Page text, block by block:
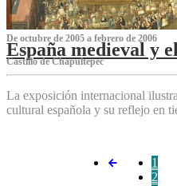
De octubre de 2005 a febrero de 2006
España medieval y
Castillo de Chapultepec
La exposición internacional
cultural española y su reflejo en
1
2